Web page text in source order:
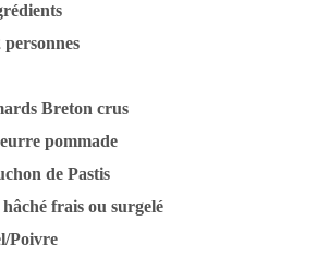
Breton crus
pommade
de Pastis
frais ou surgelé
Poivre